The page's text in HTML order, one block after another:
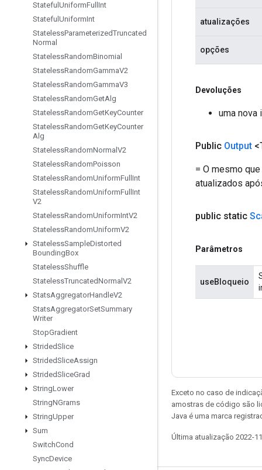
Stateful UniformFull Int
Stateful UniformInt
StatelessParameterizedTruncated
Normal
StatelessRandomBinomial
StatelessRandomGammaV2
StatelessRandomGammaV3
StatelessRandomGetAlg
StatelessRandomGetKeyCounter
StatelessRandomGetKeyCounter
Alg
StatelessRandomNormal V2
StatelessRandomPoisson
StatelessRandomUniformFull Int
StatelessRandomUniformFull Int
V2
StatelessRandomUniformIntV2
StatelessRandomUniformV2
StatelessSampleDistorted
BoundingBox
StatelessShuffle
StatelessTruncatedNormal V2
StatsAggregatorHandleV2
StatsAggregatorSetSummary
Writer
StopGradient
StridedSlice
StridedSliceAssign
StridedSliceGrad
StringLower
StringNGrams
StringUpper
Sum
SwitchCond
SyncDevice
atualizações
opções
Devoluções
uma nova
Public Output
= O mesmo
atualizados
public static
Parâmetros
useBloqueio
Exceto no caso de
amostras de código são
Java é uma marca
Última atualização 2022-